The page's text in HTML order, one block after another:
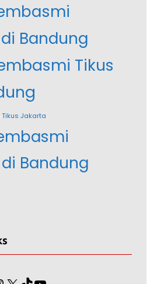
Bandung
Tikus
Jakarta
Bandung